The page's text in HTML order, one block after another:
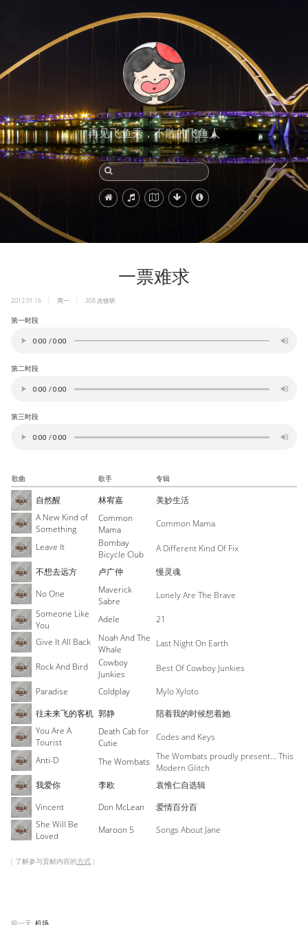
再见飞鱼秀，不散的飞鱼人
一票难求
2012.01.16 周一 308次收听
第一时段
第二时段
第三时段
歌曲 歌手 专辑
自然醒 林宥嘉
美妙生活
A New Kind of
Something
Common
Mama
Common Mama
Leave It
Bombay
Bicycle Club
A Different Kind Of Fix
不想去远方
卢广仲
慢灵魂
No One
Maverick
Sabre
Lonely Are The Brave
Someone Like
You
Adele
21
Give It All Back
Noah And The
Whale
Last Night On Earth
Rock And Bird
Cowboy
Junkies
Best Of Cowboy Junkies
Paradise
Coldplay
Mylo Xyloto
往未来飞的客机 郭静
陪着我的时候想着她
You Are A
Tourist
Death Cab for
Cutie
Codes and Keys
Anti-D
The Wombats The Wombats proudly present... This
Modern Glitch
我爱你
李欧
袁惟仁自选辑
Vincent
Don McLean
爱情百分百
She Will Be
Loved
Maroon 5 Songs About Jane
( 了解参与贡献内容的方式)
前一天: 机场